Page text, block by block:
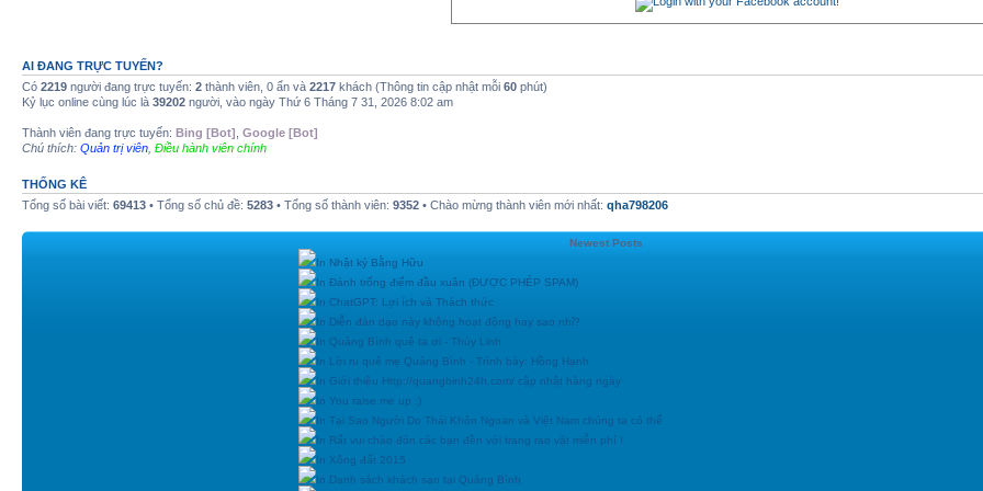
AI ĐANG TRỰC TUYẾN?
Có 2219 người đang trực tuyến: 2 thành viên, 0 ẩn và 2217 khách (Thông tin cập nhật mỗi 60 phút)
Kỷ lục online cùng lúc là 39202 người, vào ngày Thứ 6 Tháng 7 31, 2026 8:02 am
Thành viên đang trực tuyến: Bing [Bot] Google [Bot]
Chú thích: Quản trị viên Điều hành viên chính
THỐNG KÊ
Tổng số bài viết: 69413 • Tổng số chủ đề: 5283 • Tổng số thành viên: 9352 • Chào mừng thành viên mới nhất: qha798206
Newest Posts
In Nhật ký Bằng Hữu
In Đánh trống điểm đầu xuân (ĐƯỢC PHÉP SPAM)
In ChatGPT: Lợi ích và Thách thức
In Diễn đàn dạo này không hoạt động hay sao nhỉ?
In Quảng Bình quê ta ơi - Thùy Linh
In Lời ru quê mẹ Quảng Bình - Trình bày: Hồng Hạnh
In Giới thiệu Http://quangbinh24h.com/ cập nhật hàng ngày
In You raise me up :)
In Tại Sao Người Do Thái Khôn Ngoan và Việt Nam chúng ta có thể
In Rất vui chào đón các bạn đền với trang rao vặt miễn phí !
In Xông đất 2015
In Danh sách khách sạn tại Quảng Bình